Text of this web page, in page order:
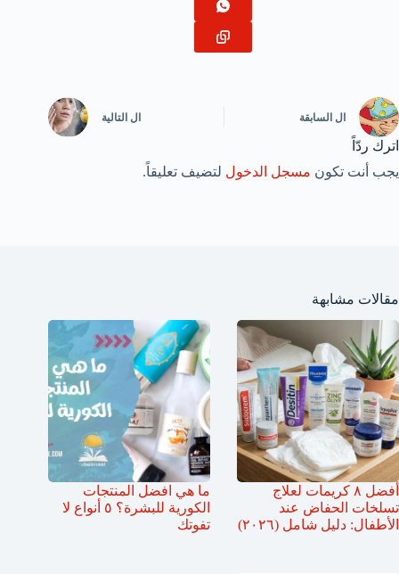
ال السابقة ال التالية
اترك ردّاً
يجب أنت تكون مسجل الدخول لتضيف تعليقاً.
مقالات مشابهة
أفضل ٨ كريمات لعلاج
تسلخات الحفاض عند
الأطفال: دليل شامل (٢٠٢٦)
ما هي افضل المنتجات
الكورية للبشرة؟ ٥ أنواع لا
تفوتك